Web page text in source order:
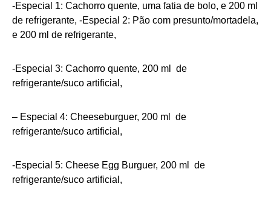
-Especial 1: Cachorro quente, uma fatia de bolo, e 200 ml
de refrigerante, -Especial 2: Pão com presunto/mortadela,
e 200 ml de refrigerante,
-Especial 3: Cachorro quente, 200 ml de
refrigerante/suco artificial,
– Especial 4: Cheeseburguer, 200 ml de
refrigerante/suco artificial,
-Especial 5: Cheese Egg Burguer, 200 ml de
refrigerante/suco artificial,